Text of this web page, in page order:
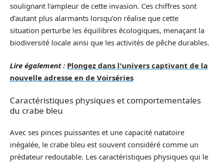
soulignant l’ampleur de cette invasion. Ces chiffres sont
d’autant plus alarmants lorsqu’on réalise que cette
situation perturbe les équilibres écologiques, menaçant la
biodiversité locale ainsi que les activités de pêche durables.
Lire également : Plongez dans l'univers captivant de la
nouvelle adresse en de Voirséries
Caractéristiques physiques et comportementales
du crabe bleu
Avec ses pinces puissantes et une capacité natatoire
inégalée, le crabe bleu est souvent considéré comme un
prédateur redoutable. Les caractéristiques physiques qui le